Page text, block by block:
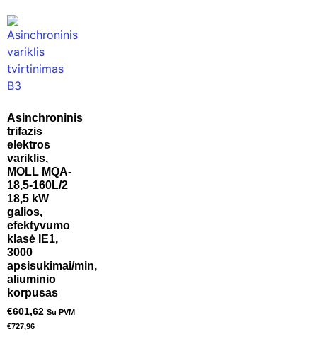
Asinchroninis
trifazis
elektros
variklis,
MOLL MQA-
18,5-160L/2
18,5 kW
galios,
efektyvumo
klasė IE1,
3000
apsisukimai/min,
aliuminio
korpusas
€601,62 Su PVM
€727,96